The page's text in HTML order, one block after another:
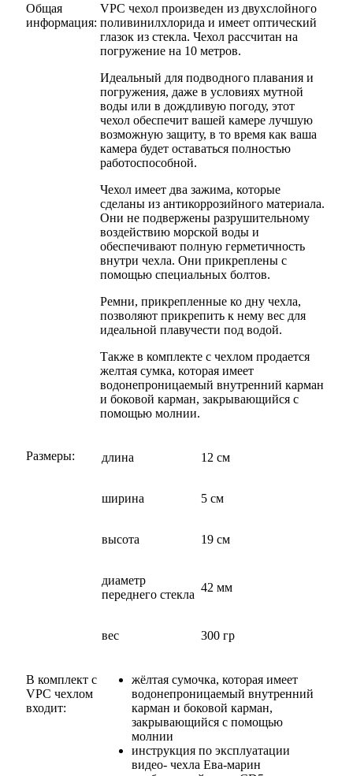
Общая
информация:
VPC чехол произведен из двухслойного
поливинилхлорида и имеет оптический
глазок из стекла. Чехол рассчитан на
погружение на 10 метров.
Идеальный для подводного плавания и
погружения, даже в условиях мутной
воды или в дождливую погоду, этот
чехол обеспечит вашей камере лучшую
возможную защиту, в то время как ваша
камера будет оставаться полностью
работоспособной.
Чехол имеет два зажима, которые
сделаны из антикоррозийного материала.
Они не подвержены разрушительному
воздействию морской воды и
обеспечивают полную герметичность
внутри чехла. Они прикреплены с
помощью специальных болтов.
Ремни, прикрепленные ко дну чехла,
позволяют прикрепить к нему вес для
идеальной плавучести под водой.
Также в комплекте с чехлом продается
желтая сумка, которая имеет
водонепроницаемый внутренний карман
и боковой карман, закрывающийся с
помощью молнии.
Размеры: длина 12 см
ширина 5 см
высота 19 см
диаметр
переднего стекла
42 мм
вес 300 гр
В комплект с
VPC чехлом
входит:
жёлтая сумочка, которая имеет
водонепроницаемый внутренний
карман и боковой карман,
закрывающийся с помощью
молнии
инструкция по эксплуатации
видео- чехла Ева-марин